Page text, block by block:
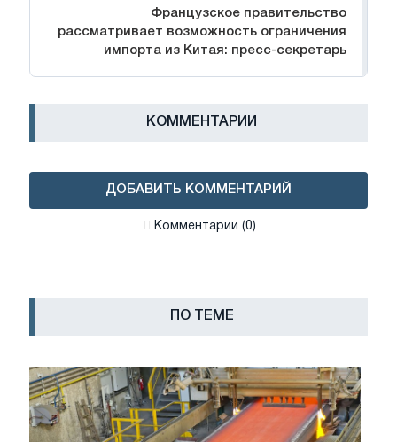
Французское правительство
рассматривает возможность ограничения
импорта из Китая: пресс-секретарь
КОММЕНТАРИИ
ДОБАВИТЬ КОММЕНТАРИЙ
Комментарии (0)
ПО ТЕМЕ